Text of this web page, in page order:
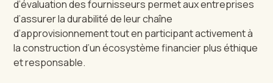
d’évaluation des fournisseurs permet aux entreprises
d’assurer la durabilité de leur chaîne
d’approvisionnement tout en participant activement à
la construction d’un écosystème financier plus éthique
et responsable.